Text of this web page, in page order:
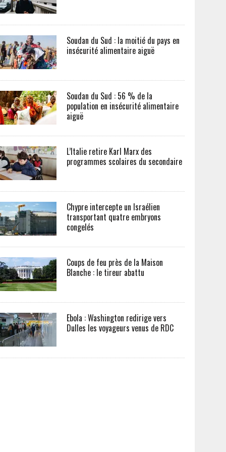
Soudan du Sud : la moitié du pays en
insécurité alimentaire aiguë
Soudan du Sud : 56 % de la
population en insécurité alimentaire
aiguë
L’Italie retire Karl Marx des
programmes scolaires du secondaire
Chypre intercepte un Israélien
transportant quatre embryons
congelés
Coups de feu près de la Maison
Blanche : le tireur abattu
Ebola : Washington redirige vers
Dulles les voyageurs venus de RDC